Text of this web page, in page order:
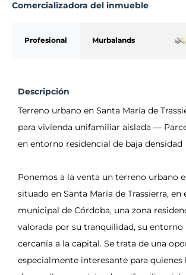
Comercializadora del inmueble
Profesional Murbalands
Descripción